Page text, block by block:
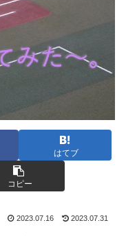
はてブ
コピー
2023.07.16 2023.07.31